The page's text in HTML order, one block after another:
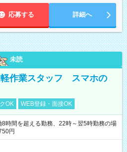
応募する 詳細へ
未読
軽作業スタッフ スマホの
OK WEB登録・面接OK
間を超える勤務、22時～翌5時勤務の場
円